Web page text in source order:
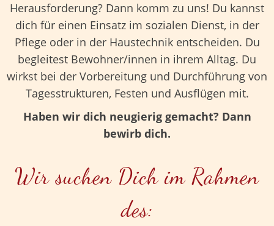
Herausforderung? Dann komm zu uns! Du kannst
dich für einen Einsatz im sozialen Dienst, in der
Pflege oder in der Haustechnik entscheiden. Du
begleitest Bewohner/innen in ihrem Alltag. Du
wirkst bei der Vorbereitung und Durchführung von
Tagesstrukturen, Festen und Ausflügen mit.
Haben wir dich neugierig gemacht? Dann
bewirb dich.
Wir suchen Dich im Rahmen
des: